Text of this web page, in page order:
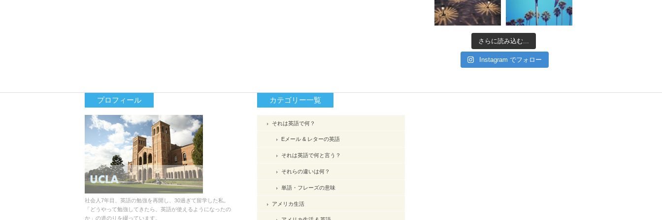
さらに読み込む...
Instagram でフォロー
プロフィール
社会人7年目、英語の勉強を再開し、30過ぎて留学した私。
「どうやって勉強してきたら、英語が使えるようになったの
か」の道のりを綴っています。
カテゴリー一覧
それは英語で何？
Eメール & レターの英語
それは英語で何と言う？
それらの違いは何？
単語・フレーズの意味
アメリカ生活